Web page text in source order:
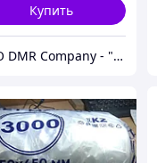
Купить
ТОО DMR Company - "С НАМИ НАДЕЖНО" город Алматы